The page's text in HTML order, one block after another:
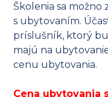
Školenia sa
s ubytovaním.
príslušník, ktorý
majú na
cenu ubytovania.
Cena ubytovania